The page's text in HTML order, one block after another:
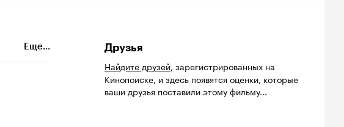
Еще...
Друзья
Найдите друзей, зарегистрированных на
Кинопоиске, и здесь появятся оценки, которые
ваши друзья поставили этому фильму...